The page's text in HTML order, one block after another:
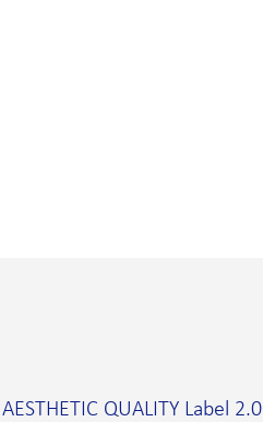
AESTHETIC QUALITY Label 2.0